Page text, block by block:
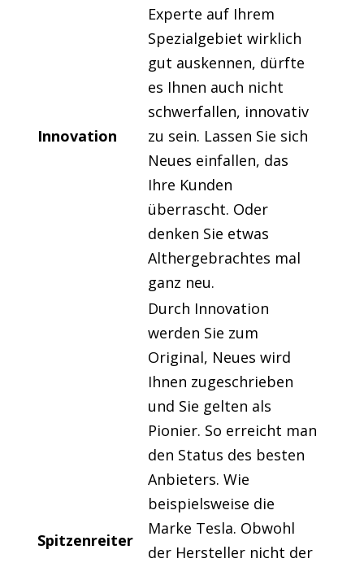
Innovation
Experte auf Ihrem
Spezialgebiet wirklich
gut auskennen, dürfte
es Ihnen auch nicht
schwerfallen, innovativ
zu sein. Lassen Sie sich
Neues einfallen, das
Ihre Kunden
überrascht. Oder
denken Sie etwas
Althergebrachtes mal
ganz neu.
Spitzenreiter
Durch Innovation
werden Sie zum
Original, Neues wird
Ihnen zugeschrieben
und Sie gelten als
Pionier. So erreicht man
den Status des besten
Anbieters. Wie
beispielsweise die
Marke Tesla. Obwohl
der Hersteller nicht der